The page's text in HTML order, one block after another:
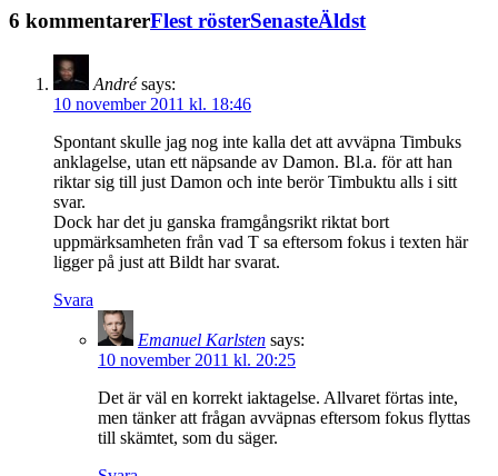
6 kommentarerFlest rösterSenasteÄldst
André says:
10 november 2011 kl. 18:46
Spontant skulle jag nog inte kalla det att avväpna Timbuks
anklagelse, utan ett näpsande av Damon. Bl.a. för att han
riktar sig till just Damon och inte berör Timbuktu alls i sitt
svar.
Dock har det ju ganska framgångsrikt riktat bort
uppmärksamheten från vad T sa eftersom fokus i texten här
ligger på just att Bildt har svarat.
Svara
Emanuel Karlsten says:
10 november 2011 kl. 20:25
Det är väl en korrekt iaktagelse. Allvaret förtas inte,
men tänker att frågan avväpnas eftersom fokus flyttas
till skämtet, som du säger.